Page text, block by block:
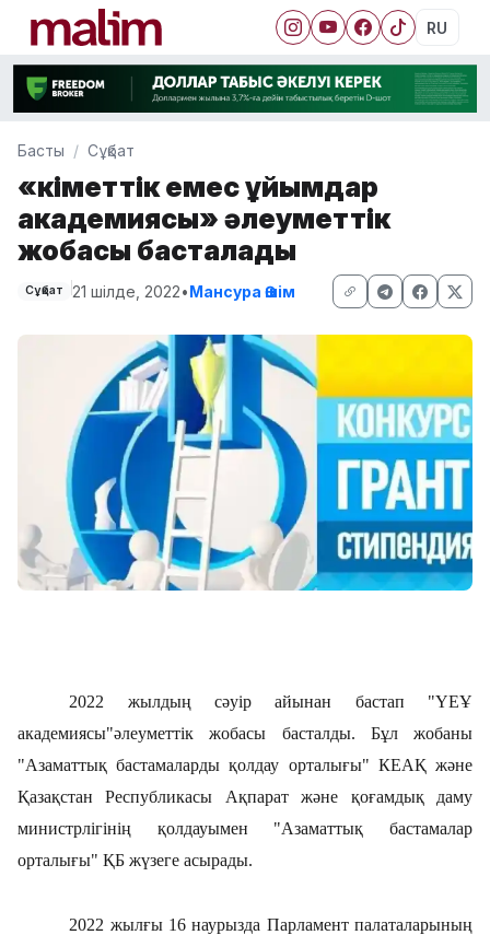
RU
Басты Сұқбат
«Үкіметтік емес ұйымдар
академиясы» әлеуметтік
жобасы басталады
Сұқбат 21 шілде, 2022•Мансура Әшім
2022 жылдың сәуір айынан бастап "ҮЕҰ
академиясы"әлеуметтік жобасы басталды. Бұл жобаны
"Азаматтық бастамаларды қолдау орталығы" КЕАҚ және
Қазақстан Республикасы Ақпарат және қоғамдық даму
министрлігінің қолдауымен "Азаматтық бастамалар
орталығы" ҚБ жүзеге асырады.
2022 жылғы 16 наурызда Парламент палаталарының